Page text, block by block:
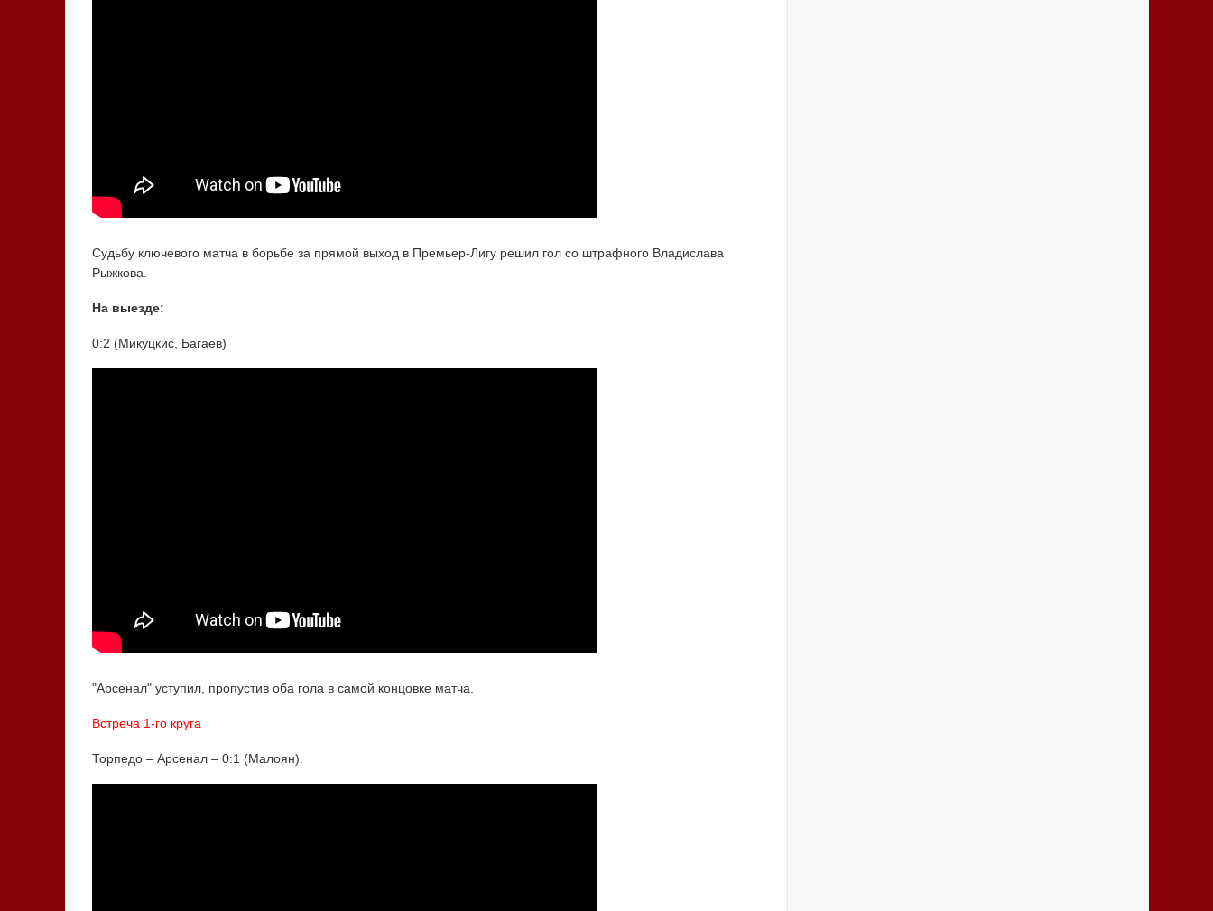
Cудьбу ключевого матча в борьбе за прямой выход в Премьер-Лигу решил гол со штрафного Владислава
Рыжкова.
На выезде:
0:2 (Микуцкис, Багаев)
"Арсенал" уступил, пропустив оба гола в самой концовке матча.
Встреча 1-го круга
Торпедо – Арсенал – 0:1 (Малоян).